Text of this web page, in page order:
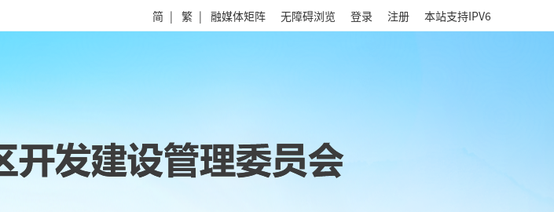
简 | 繁 | 融媒体矩阵 无障碍浏览 登录 注册 本站支持IPV6